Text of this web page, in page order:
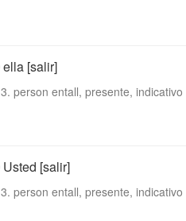
ella [salir]
3. person entall, presente, indicativo
Usted [salir]
3. person entall, presente, indicativo